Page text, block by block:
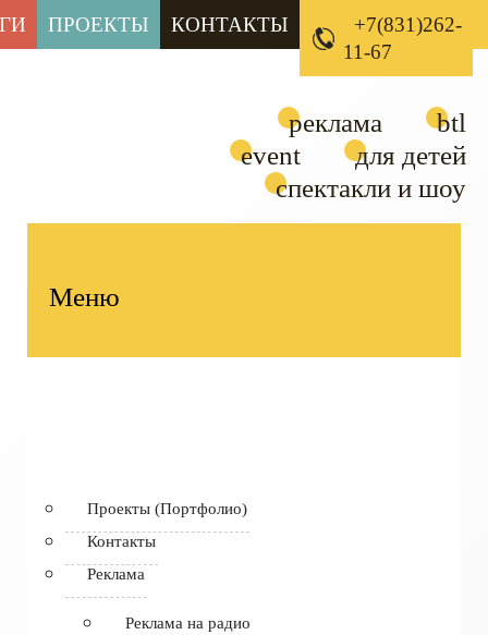
ПРОЕКТЫ КОНТАКТЫ
+7(831)262-
11-67
реклама
btl
event
для детей
спектакли и шоу
Меню
Проекты (Портфолио)
Контакты
Реклама
Реклама на радио